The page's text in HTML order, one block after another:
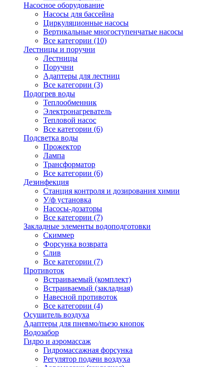
Насосное оборудование
Насосы для бассейна
Циркуляционные насосы
Вертикальные многоступенчатые насосы
Все категории (10)
Лестницы и поручни
Лестницы
Поручни
Адаптеры для лестниц
Все категории (3)
Подогрев воды
Теплообменник
Электронагреватель
Тепловой насос
Все категории (6)
Подсветка воды
Прожектор
Лампа
Трансформатор
Все категории (6)
Дезинфекция
Станция контроля и дозирования химии
У/ф установка
Насосы-дозаторы
Все категории (7)
Закладные элементы водоподготовки
Скиммер
Форсунка возврата
Слив
Все категории (7)
Противоток
Встраиваемый (комплект)
Встраиваемый (закладная)
Навесной противоток
Все категории (4)
Осушитель воздуха
Адаптеры для пневмо/пьезо кнопок
Водозабор
Гидро и аэромассаж
Гидромассажная форсунка
Регулятор подачи воздуха